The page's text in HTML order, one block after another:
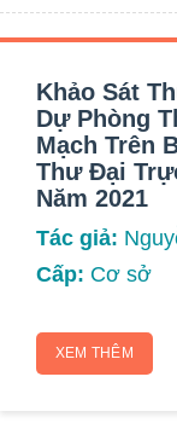
Khảo Sát
Dự Phòng
Mạch Trên
Thư Đại
Năm 2021
Tác giả:
Cấp: Cơ sở
XEM THÊM